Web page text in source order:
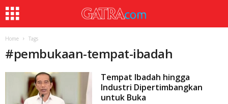
Home Tags
#pembukaan-tempat-ibadah
Tempat Ibadah hingga
Industri Dipertimbangkan
untuk Buka